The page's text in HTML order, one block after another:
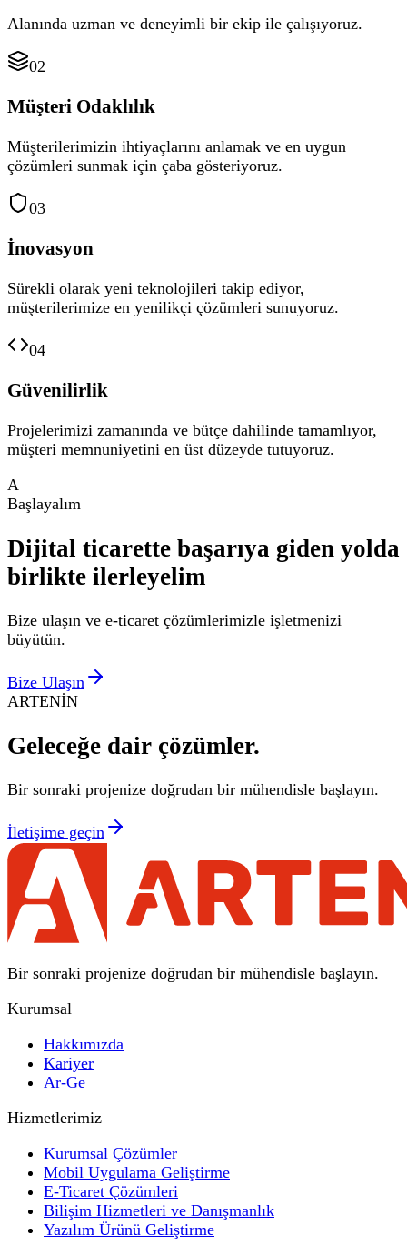
Alanında uzman ve deneyimli bir ekip ile çalışıyoruz.
02
Müşteri Odaklılık
Müşterilerimizin ihtiyaçlarını anlamak ve en uygun
çözümleri sunmak için çaba gösteriyoruz.
03
İnovasyon
Sürekli olarak yeni teknolojileri takip ediyor,
müşterilerimize en yenilikçi çözümleri sunuyoruz.
04
Güvenilirlik
Projelerimizi zamanında ve bütçe dahilinde tamamlıyor,
müşteri memnuniyetini en üst düzeyde tutuyoruz.
A
Başlayalım
Dijital ticarette başarıya giden yolda
birlikte ilerleyelim
Bize ulaşın ve e-ticaret çözümlerimizle işletmenizi
büyütün.
Bize Ulaşın
ARTENİN
Geleceğe dair çözümler.
Bir sonraki projenize doğrudan bir mühendisle başlayın.
İletişime geçin
Bir sonraki projenize doğrudan bir mühendisle başlayın.
Kurumsal
Hakkımızda
Kariyer
Ar-Ge
Hizmetlerimiz
Kurumsal Çözümler
Mobil Uygulama Geliştirme
E-Ticaret Çözümleri
Bilişim Hizmetleri ve Danışmanlık
Yazılım Ürünü Geliştirme